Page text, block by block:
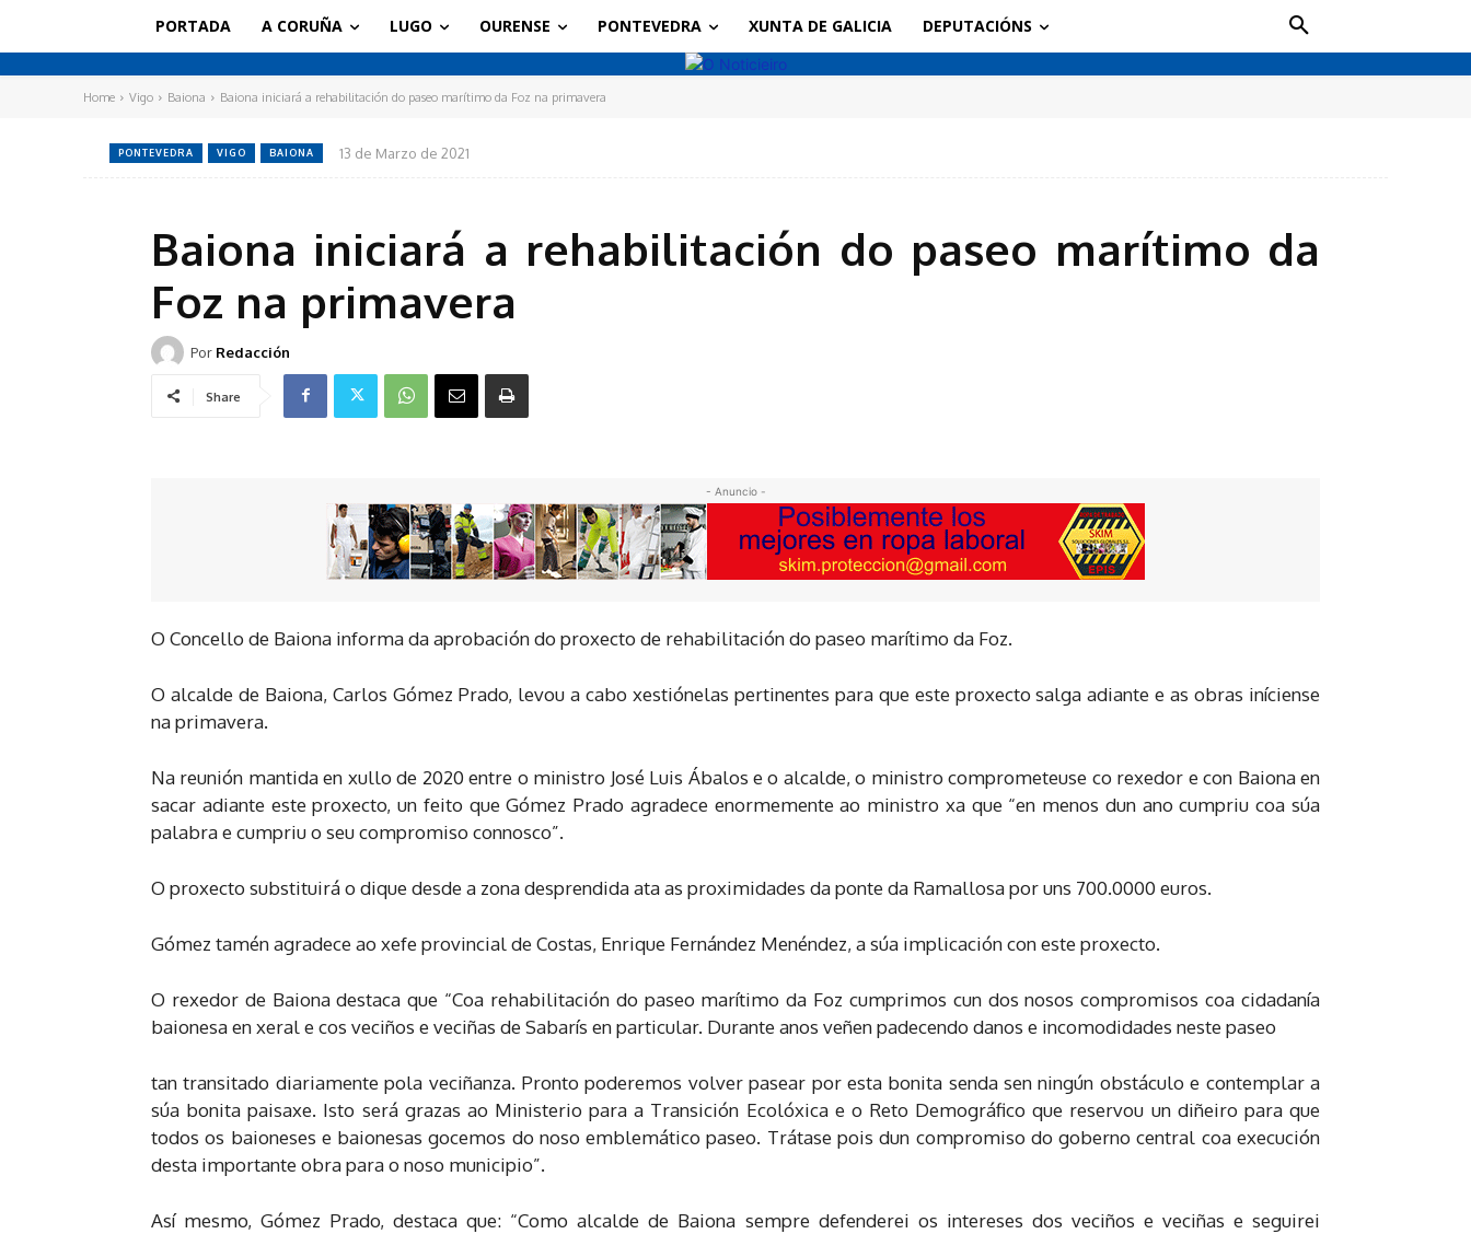
PORTADA A CORUÑA LUGO OURENSE PONTEVEDRA XUNTA DE GALICIA DEPUTACIÓNS
Home Vigo Baiona Baiona iniciará a rehabilitación do paseo marítimo da Foz na primavera
PONTEVEDRA VIGO BAIONA 13 de Marzo de 2021
Baiona iniciará a rehabilitación do paseo marítimo da
Foz na primavera
Por Redacción
Share
- Anuncio -
O Concello de Baiona informa da aprobación do proxecto de rehabilitación do paseo marítimo da Foz.
O alcalde de Baiona, Carlos Gómez Prado, levou a cabo xestiónelas pertinentes para que este proxecto salga adiante e as obras iníciense
na primavera.
Na reunión mantida en xullo de 2020 entre o ministro José Luis Ábalos e o alcalde, o ministro comprometeuse co rexedor e con Baiona en
sacar adiante este proxecto, un feito que Gómez Prado agradece enormemente ao ministro xa que “en menos dun ano cumpriu coa súa
palabra e cumpriu o seu compromiso connosco”.
O proxecto substituirá o dique desde a zona desprendida ata as proximidades da ponte da Ramallosa por uns 700.0000 euros.
Gómez tamén agradece ao xefe provincial de Costas, Enrique Fernández Menéndez, a súa implicación con este proxecto.
O rexedor de Baiona destaca que “Coa rehabilitación do paseo marítimo da Foz cumprimos cun dos nosos compromisos coa cidadanía
baionesa en xeral e cos veciños e veciñas de Sabarís en particular. Durante anos veñen padecendo danos e incomodidades neste paseo
tan transitado diariamente pola veciñanza. Pronto poderemos volver pasear por esta bonita senda sen ningún obstáculo e contemplar a
súa bonita paisaxe. Isto será grazas ao Ministerio para a Transición Ecolóxica e o Reto Demográfico que reservou un diñeiro para que
todos os baioneses e baionesas gocemos do noso emblemático paseo. Trátase pois dun compromiso do goberno central coa execución
desta importante obra para o noso municipio”.
Así mesmo, Gómez Prado, destaca que: “Como alcalde de Baiona sempre defenderei os intereses dos veciños e veciñas e seguirei